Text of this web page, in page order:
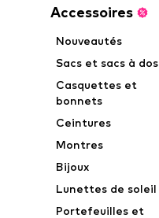
Accessoires
Nouveautés
Sacs et sacs à dos
Casquettes et
bonnets
Ceintures
Montres
Bijoux
Lunettes de soleil
Portefeuilles et